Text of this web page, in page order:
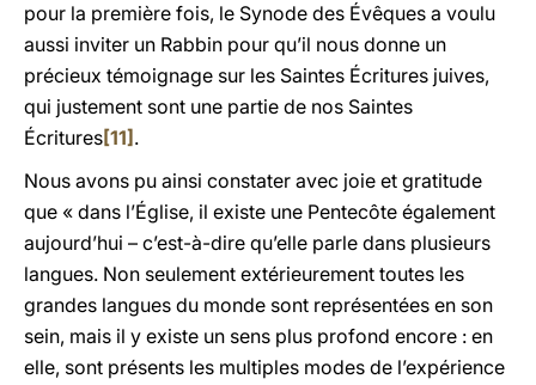
pour la première fois, le Synode des Évêques a voulu
aussi inviter un Rabbin pour qu’il nous donne un
précieux témoignage sur les Saintes Écritures juives,
qui justement sont une partie de nos Saintes
Écritures[11] .
Nous avons pu ainsi constater avec joie et gratitude
que « dans l’Église, il existe une Pentecôte également
aujourd’hui – c’est-à-dire qu’elle parle dans plusieurs
langues. Non seulement extérieurement toutes les
grandes langues du monde sont représentées en son
sein, mais il y existe un sens plus profond encore : en
elle, sont présents les multiples modes de l’expérience